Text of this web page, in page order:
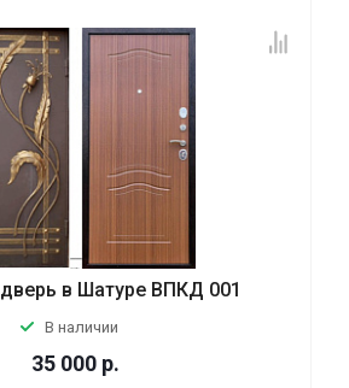
в Шатуре ВПКД 001
В наличии
35 000 р.